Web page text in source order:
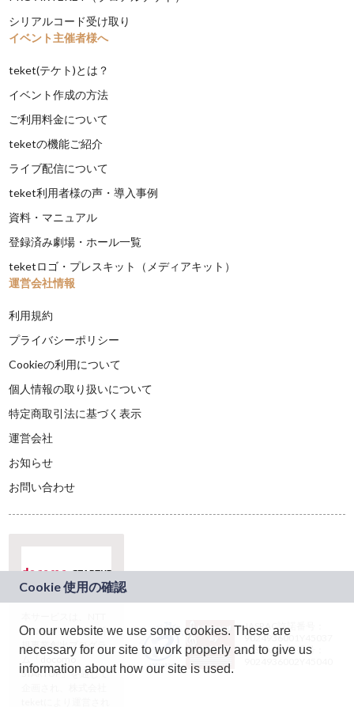
シリアルコード受け取り
イベント主催者様へ
teket(テケト)とは？
イベント作成の方法
ご利用料金について
teketの機能ご紹介
ライブ配信について
teket利用者様の声・導入事例
資料・マニュアル
登録済み劇場・ホール一覧
teketロゴ・プレスキット（メディアキット）
運営会社情報
利用規約
プライバシーポリシー
Cookieの利用について
個人情報の取り扱いについて
特定商取引法に基づく表示
運営会社
お知らせ
お問い合わせ
ドコモグループの新
規事業創出プログラ
ム「docomo
STARTUP」を通じて
JASRAC許諾番号：
9024936001Y45037
JASRAC許諾番号：
On our website we use some cookies. These are
necessary for our site to work properly and to give us
information about how our site is used.